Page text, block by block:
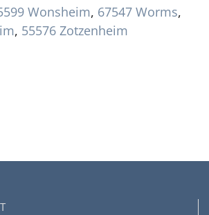
Wonsheim, 67547 Worms,
, 55576 Zotzenheim